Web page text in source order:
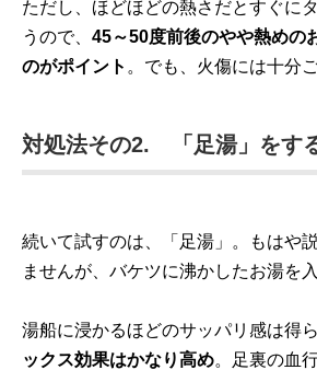
ただし、ほどほどの熱さだとすぐに
うので、 45～50度前後のやや熱めの
のがポイント 。でも、火傷には十分
対処法その2. 「足湯」をす
続いて試すのは、「足湯」。もはや
ませんが、バケツに沸かしたお湯を
湯船に浸かるほどのサッパリ感は得
ックス効果はかなり高め。足裏の血